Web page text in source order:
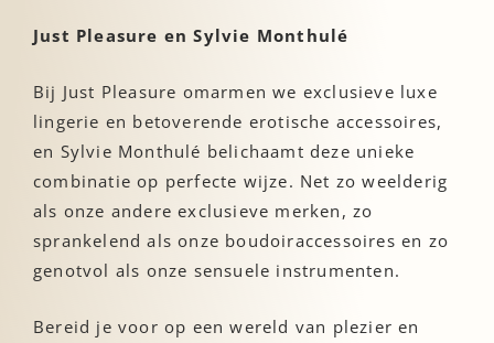
Just Pleasure en Sylvie Monthulé
Bij Just Pleasure omarmen we exclusieve luxe
lingerie en betoverende erotische accessoires,
en Sylvie Monthulé belichaamt deze unieke
combinatie op perfecte wijze. Net zo weelderig
als onze andere exclusieve merken, zo
sprankelend als onze boudoiraccessoires en zo
genotvol als onze sensuele instrumenten.
Bereid je voor op een wereld van plezier en